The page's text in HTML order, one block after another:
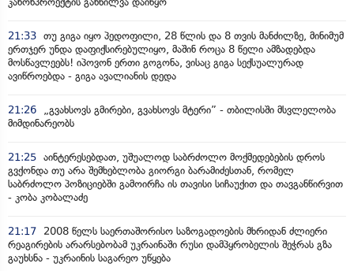
21:33 თუ გიგა იყო პედოფილი, 28 წლის და 8 თვის მანძილზე, მინიმუმ
ერთჯერ უნდა დაფიქსირებულიყო, მაშინ როცა 8 წელი ამზადებდა
მოსწავლეებს! იპოვონ ერთი გოგონა, ვისაც გიგა სექსუალურად
ავიწროებდა - გიგა ავალიანის დედა
21:26
„გვახსოვს გმირები, გვახსოვს მტერი” - თბილისში მსვლელობა
მიმდინარეობს
21:25 აინტერესებდათ, უშუალოდ საბრძოლო მოქმედებების დროს
გვქონდა თუ არა შემხებლობა გიორგი ბარამიძესთან, რომელ
საბრძოლო პოზიციებში გამოირჩა ის თავისი სიჩაუქით და თავგანწირვით
- კობა კობალაძე
21:17
2008 წელს საერთაშორისო საზოგადოების მხრიდან ძლიერი
რეაგირების არარსებობამ უკრაინაში რუსი დამპყრობელის შეჭრას გზა
გაუხსნა - უკრაინის საგარეო უწყება